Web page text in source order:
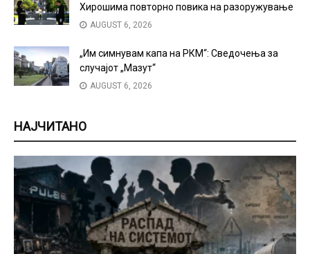
Хирошима повторно повика на разоружување
AUGUST 6, 2026
„Им симнувам капа на РКМ“: Сведочења за
случајот „Мазут“
AUGUST 6, 2026
НАЈЧИТАНО